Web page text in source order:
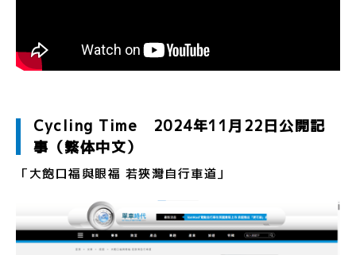
Cycling Time 2024年11月22日公開記
事（繁体中文）
「大飽口福與眼福 若狹灣自行車道」